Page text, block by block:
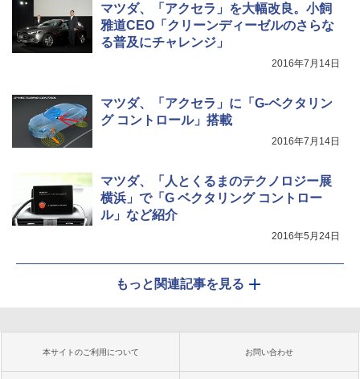
マツダ、「アクセラ」を大幅改良。小飼
雅道CEO「クリーンディーゼルのさらな
る普及にチャレンジ」
2016年7月14日
マツダ、「アクセラ」に「G-ベクタリン
グ コントロール」搭載
2016年7月14日
マツダ、「人とくるまのテクノロジー展
横浜」で「G ベクタリング コントロー
ル」など紹介
2016年5月24日
もっと関連記事を見る
本サイトのご利用について お問い合わせ